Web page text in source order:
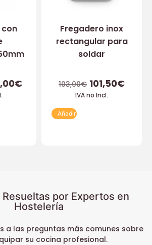
€
Fregadero inox
rectangular para
soldar
103,00€ 101,50€
IVA no Incl.
Añadir
Resueltas por Expertos en
Hostelería
a las preguntas más comunes sobre
su cocina profesional.